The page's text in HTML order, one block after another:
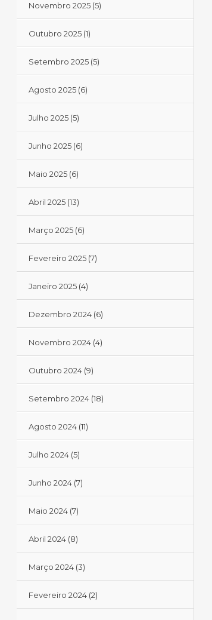
Novembro 2025(5)
Outubro 2025(1)
Setembro 2025(5)
Agosto 2025(6)
Julho 2025(5)
Junho 2025(6)
Maio 2025(6)
Abril 2025(13)
Março 2025(6)
Fevereiro 2025(7)
Janeiro 2025(4)
Dezembro 2024(6)
Novembro 2024(4)
Outubro 2024(9)
Setembro 2024(18)
Agosto 2024(11)
Julho 2024(5)
Junho 2024(7)
Maio 2024(7)
Abril 2024(8)
Março 2024(3)
Fevereiro 2024(2)